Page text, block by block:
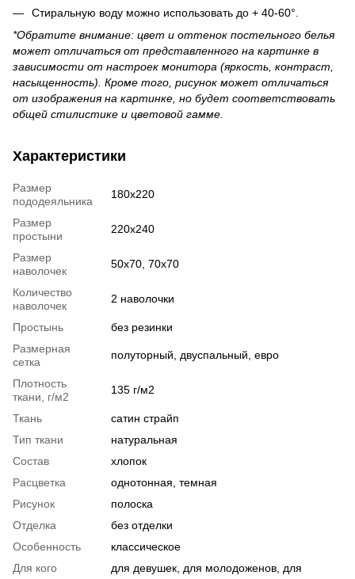
Стиральную воду можно использовать до + 40-60°.
*Обратите внимание: цвет и оттенок постельного белья
может отличаться от представленного на картинке в
зависимости от настроек монитора (яркость, контраст,
насыщенность). Кроме того, рисунок может отличаться
от изображения на картинке, но будет соответствовать
общей стилистике и цветовой гамме.
Характеристики
Размер
пододеяльника
180x220
Размер
простыни
220x240
Размер
наволочек
50x70, 70x70
Количество
наволочек
2 наволочки
Простынь
без резинки
Размерная
сетка
полуторный, двуспальный, евро
Плотность
ткани, г/м2
135 г/м2
Ткань
сатин страйп
Тип ткани
натуральная
Состав
хлопок
Расцветка
однотонная, темная
Рисунок
полоска
Отделка
без отделки
Особенность
классическое
Для кого
для девушек, для молодоженов, для